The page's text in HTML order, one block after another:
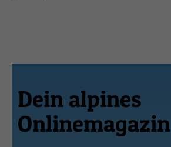
Dein alpines
Onlinemagazin